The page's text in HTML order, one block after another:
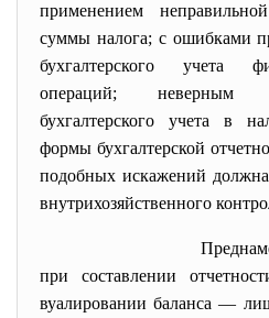
применением
суммы налога; с ошибками
бухгалтерского учета
операций; неверным
бухгалтерского учета в
формы бухгалтерской
подобных искажений
внутрихозяйственного
при составлении
вуалировании баланса —